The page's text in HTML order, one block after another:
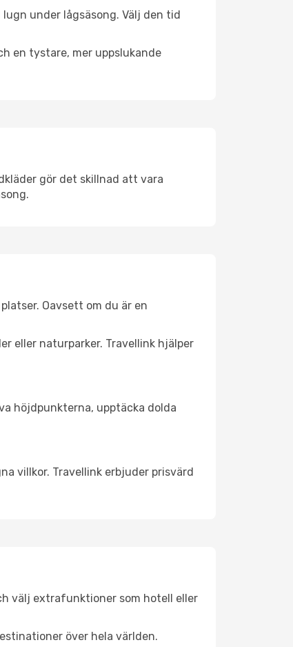
under lågsäsong. Välj den tid
en tystare, mer uppslukande
gör det skillnad att vara
Oavsett om du är en
eller naturparker. Travellink hjälper
höjdpunkterna, upptäcka dolda
villkor. Travellink erbjuder prisvärd
välj extrafunktioner som hotell eller
över hela världen.